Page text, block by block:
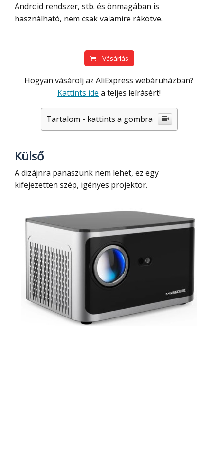
Android rendszer, stb. és önmagában is
használható, nem csak valamire rákötve.
Vásárlás
Hogyan vásárolj az AliExpress webáruházban?
Kattints ide a teljes leírásért!
Tartalom - kattints a gombra
Külső
A dizájnra panaszunk nem lehet, ez egy
kifejezetten szép, igényes projektor.